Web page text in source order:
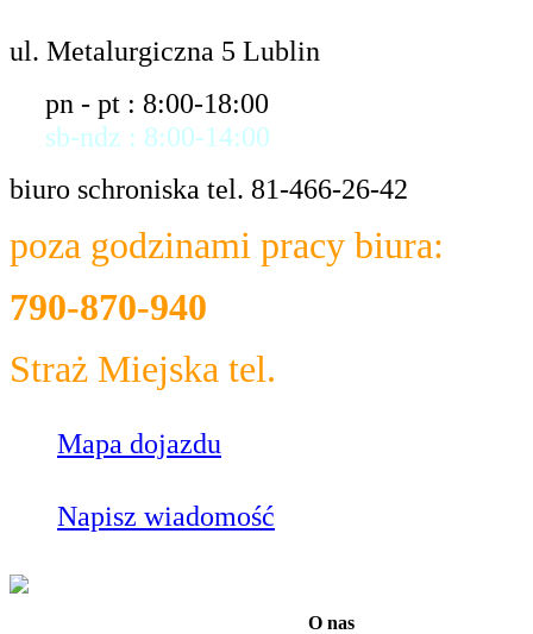
ul. Metalurgiczna 5 Lublin
pn - pt : 8:00-18:00
sb-ndz : 8:00-14:00
biuro schroniska tel. 81-466-26-42
poza godzinami pracy biura:
790-870-940
Straż Miejska tel.
Mapa dojazdu
Napisz wiadomość
O nas